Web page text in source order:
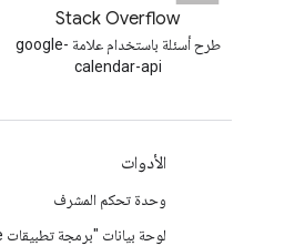
Stack Overflow
طرح أسئلة باستخدام علامة google-
calendar-api
الأدوات
وحدة تحكم المشرف
لوحة بيانات "برمجة تطبيقات Google"